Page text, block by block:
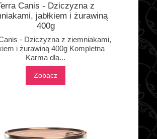
Canis - Dziczyzna z
jabłkiem i żurawiną
400g
- Dziczyzna z ziemniakami,
i żurawiną 400g Kompletna
Karma dla...
Zobacz